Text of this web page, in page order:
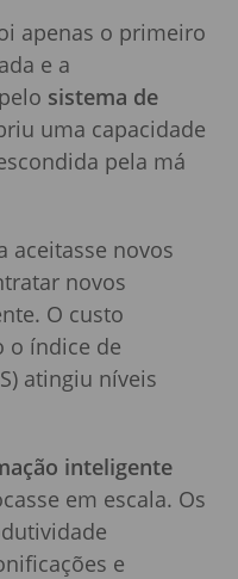
apenas o primeiro
e a
sistema de
uma capacidade
pela má
aceitasse novos
novos
O custo
o índice de
atingiu níveis
inteligente
em escala. Os
e